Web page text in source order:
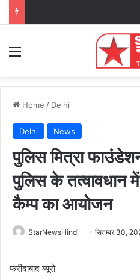
Menu
Home / Delhi
Delhi News
पुलिस मित्रा
पुलिस के तत्वावधान
कैम्प का आयोजन
StarNewsHindi सितम्बर 30,
फरीदाबाद ब्यूरो